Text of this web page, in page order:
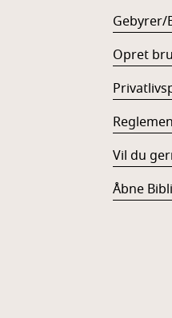
Gebyrer/
Opret
Vil du
Åbne